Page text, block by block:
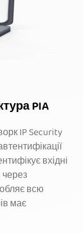
PIA
IP Security
вхідні
всю
має